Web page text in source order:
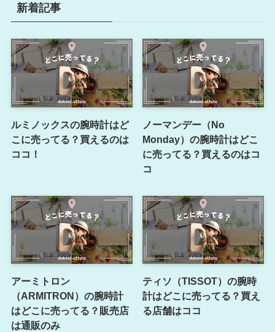
新着記事
ルミノックスの腕時計はど
こに売ってる？買えるのは
ココ！
ノーマンデー（No
Monday）の腕時計はどこ
に売ってる？買えるのはコ
コ
アーミトロン
（ARMITRON）の腕時計
はどこに売ってる？販売店
は通販のみ
ティソ（TISSOT）の腕時
計はどこに売ってる？買え
る店舗はココ